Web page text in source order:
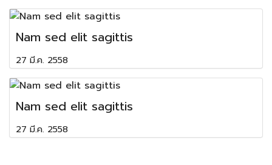
Nam sed elit sagittis
27 มี.ค. 2558
Nam sed elit sagittis
27 มี.ค. 2558